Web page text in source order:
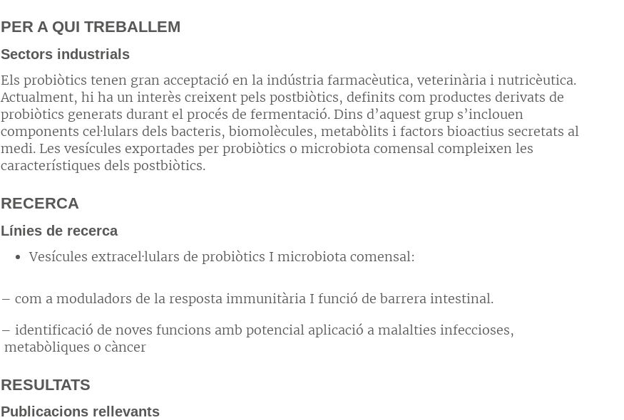
PER A QUI TREBALLEM
Sectors industrials
Els probiòtics tenen gran acceptació en la indústria farmacèutica, veterinària i nutricèutica.
Actualment, hi ha un interès creixent pels postbiòtics, definits com productes derivats de
probiòtics generats durant el procés de fermentació. Dins d’aquest grup s’inclouen
components cel·lulars dels bacteris, biomolècules, metabòlits i factors bioactius secretats al
medi. Les vesícules exportades per probiòtics o microbiota comensal compleixen les
característiques dels postbiòtics.
RECERCA
Línies de recerca
Vesícules extracel·lulars de probiòtics I microbiota comensal:
– com a moduladors de la resposta immunitària I funció de barrera intestinal.
– identificació de noves funcions amb potencial aplicació a malalties infeccioses,
metabòliques o càncer
RESULTATS
Publicacions rellevants